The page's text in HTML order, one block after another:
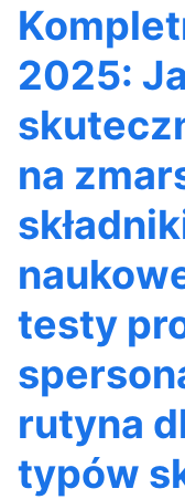
2025:
na
testy
rutyna
typów